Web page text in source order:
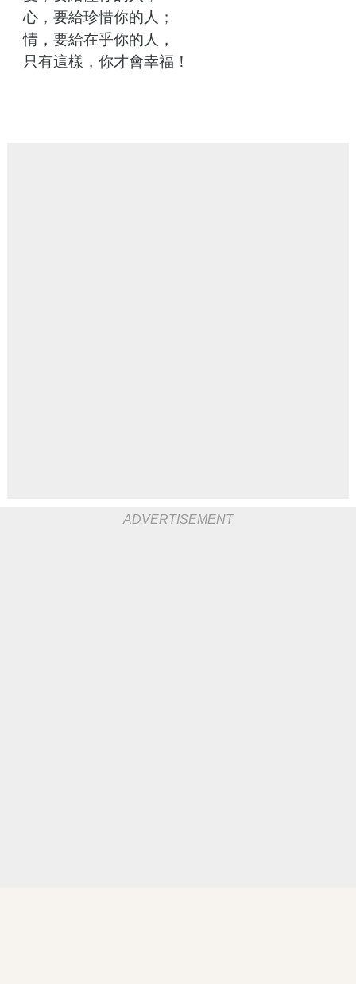
心，要給珍惜你的人；
情，要給在乎你的人，
只有這樣，你才會幸福！